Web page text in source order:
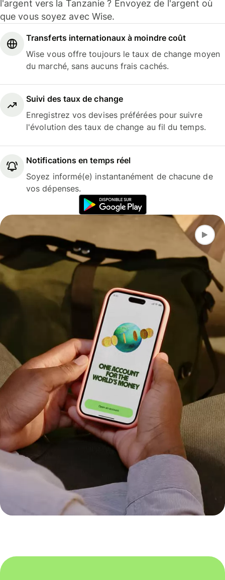
l'argent vers la Tanzanie ? Envoyez de l'argent où
que vous soyez avec Wise.
Transferts internationaux à moindre coût
Wise vous offre toujours le taux de change moyen
du marché, sans aucuns frais cachés.
Suivi des taux de change
Enregistrez vos devises préférées pour suivre
l'évolution des taux de change au fil du temps.
Notifications en temps réel
Soyez informé(e) instantanément de chacune de
vos dépenses.